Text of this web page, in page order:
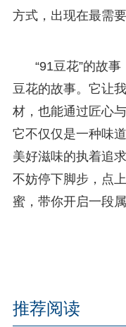
方式，出现在最需
“91豆花”的故
豆花的故事。它让
材，也能通过匠心
它不仅仅是一种味
美好滋味的执着追
不妨停下脚步，点
蜜，带你开启一段
推荐阅读